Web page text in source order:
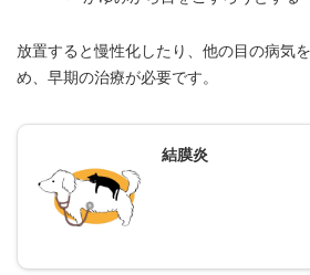
放置すると慢性化したり、他の目の病気
め、早期の治療が必要です。
結膜炎